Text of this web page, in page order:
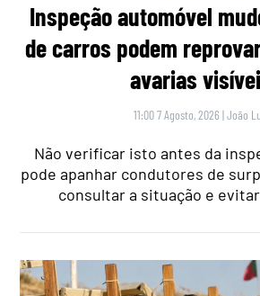
Inspeção automóvel
de carros podem
avarias
11:00 7 Agosto, 2026 |João
Não verificar isto antes da
pode apanhar condutores de
consultar a situação e